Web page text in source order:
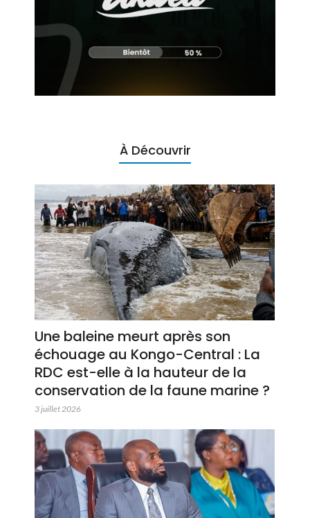
À Découvrir
Une baleine meurt après son
échouage au Kongo-Central : La
RDC est-elle à la hauteur de la
conservation de la faune marine ?
3 juillet 2026